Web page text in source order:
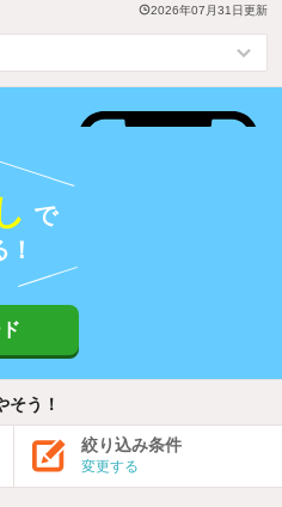
2026年07月31日更新
で
そう！
絞り込み条件
変更する